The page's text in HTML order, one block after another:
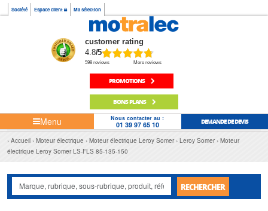
Société Espace client Ma sélection
customer rating
4.8/5
598 reviews More reviews
PROMOTIONS
BONS PLANS
Menu Nous contacter au :
01 39 97 65 10 DEMANDE DE DEVIS
Accueil Moteur électrique Moteur électrique Leroy Somer Leroy Somer
Moteur
électrique Leroy Somer LS-FLS 85-135-150
RECHERCHER